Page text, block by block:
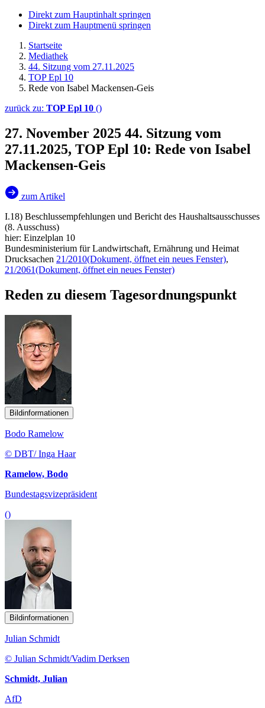
Direkt zum Hauptinhalt springen
Direkt zum Hauptmenü springen
Startseite
Mediathek
44. Sitzung vom 27.11.2025
TOP Epl 10
Rede von Isabel Mackensen-Geis
zurück zu: TOP Epl 10 ()
27. November 2025 44. Sitzung vom
27.11.2025, TOP Epl 10: Rede von Isabel
Mackensen-Geis
zum Artikel
I.18) Beschlussempfehlungen und Bericht des Haushaltsausschusses
(8. Ausschuss)
hier: Einzelplan 10
Bundesministerium für Landwirtschaft, Ernährung und Heimat
Drucksachen 21/2010(Dokument, öffnet ein neues Fenster),
21/2061(Dokument, öffnet ein neues Fenster)
Reden zu diesem Tagesordnungspunkt
Bildinformationen
Bodo Ramelow
© DBT/ Inga Haar
Ramelow, Bodo
Bundestagsvizepräsident
()
Bildinformationen
Julian Schmidt
© Julian Schmidt/Vadim Derksen
Schmidt, Julian
AfD